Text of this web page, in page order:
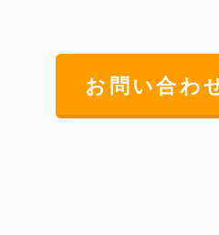
お問い合わ